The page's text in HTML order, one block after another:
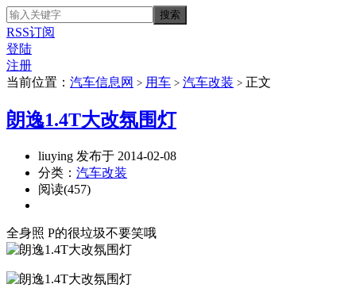
RSS订阅
登陆
注册
当前位置： 汽车信息网 > 用车 > 汽车改装 > 正文
朗逸1.4T大改氛围灯
liuying 发布于 2014-02-08
分类： 汽车改装
阅读(457)
全身照 P的很垃圾不要笑哦